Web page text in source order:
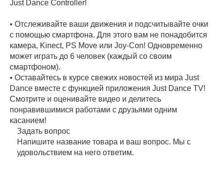
Just Dance Controller!
• Отслеживайте ваши движения и подсчитывайте очки
с помощью смартфона. Для этого вам не понадобится
камера, Kinect, PS Move или Joy-Con! Одновременно
может играть до 6 человек (каждый со своим
смартфоном).
• Оставайтесь в курсе свежих новостей из мира Just
Dance вместе с функцией приложения Just Dance TV!
Смотрите и оценивайте видео и делитесь
понравившимися работами с друзьями одним
касанием!
Задать вопрос
Напишите название товара и ваш вопрос. Мы с
удовольствием на него ответим.